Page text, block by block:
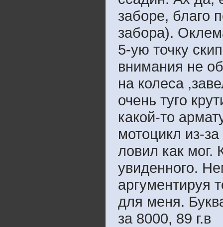
заборе, благо
забора).
5-ую точку
внимания не
на колеса
очень туго
какой-то
мотоцикл из-
ловил как мог.
увиденного.
аргументируя
для меня.
за 8000, 89 г.в